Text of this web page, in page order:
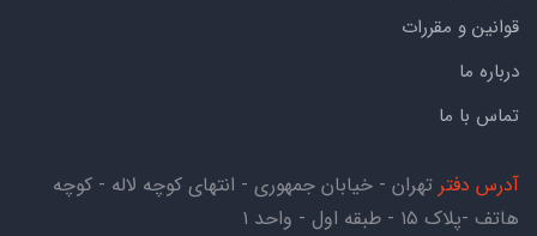
قوانین و مقررات
درباره ما
تماس با ما
آدرس دفتر تهران - خیابان جمهوری - انتهای کوچه لاله - کوچه
هاتف -پلاک ۱۵ - طبقه اول - واحد ۱